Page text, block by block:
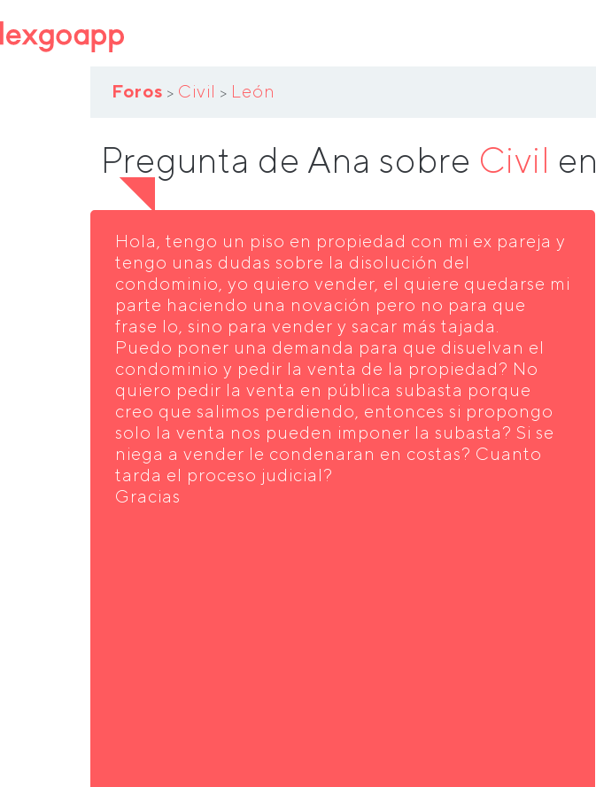
Foros > Civil > León
Pregunta de Ana sobre Civil en
Hola, tengo un piso en propiedad con mi ex pareja y
tengo unas dudas sobre la disolución del
condominio, yo quiero vender, el quiere quedarse mi
parte haciendo una novación pero no para que
frase lo, sino para vender y sacar más tajada.
Puedo poner una demanda para que disuelvan el
condominio y pedir la venta de la propiedad? No
quiero pedir la venta en pública subasta porque
creo que salimos perdiendo, entonces si propongo
solo la venta nos pueden imponer la subasta? Si se
niega a vender le condenaran en costas? Cuanto
tarda el proceso judicial?
Gracias